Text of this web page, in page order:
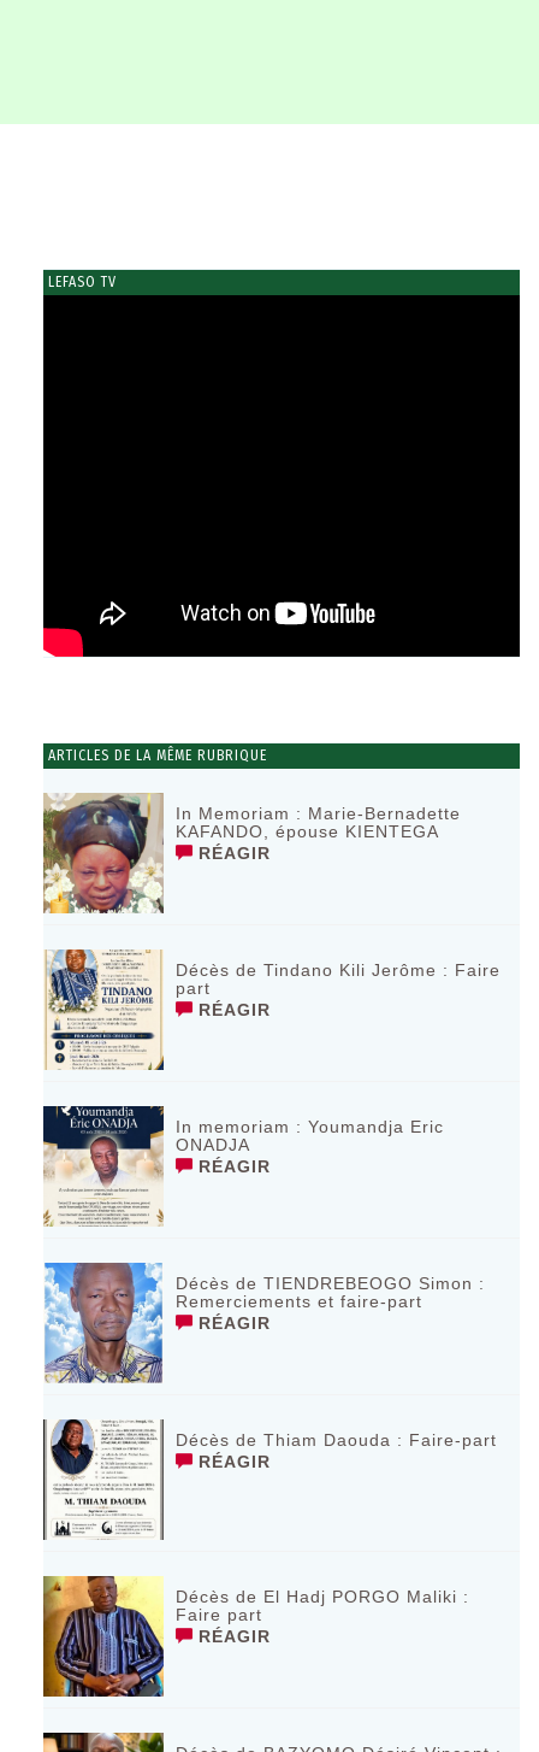
LEFASO TV
ARTICLES DE LA MÊME RUBRIQUE
In Memoriam : Marie-Bernadette
KAFANDO, épouse KIENTEGA
RÉAGIR
Décès de Tindano Kili Jerôme : Faire
part
RÉAGIR
In memoriam : Youmandja Eric
ONADJA
RÉAGIR
Décès de TIENDREBEOGO Simon :
Remerciements et faire-part
RÉAGIR
Décès de Thiam Daouda : Faire-part
RÉAGIR
Décès de El Hadj PORGO Maliki :
Faire part
RÉAGIR